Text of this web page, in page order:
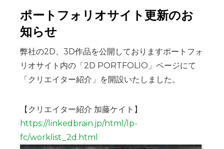
ポートフォリオサイト更新のお
知らせ
弊社の2D、3D作品を公開しておりますポートフォ
リオサイト内の「2D PORTFOLIO」ページにて
「クリエイター紹介」を開設いたしました。
【クリエイター紹介 加藤ケイト】
https://linkedbrain.jp/html/lp-
fc/worklist_2d.html